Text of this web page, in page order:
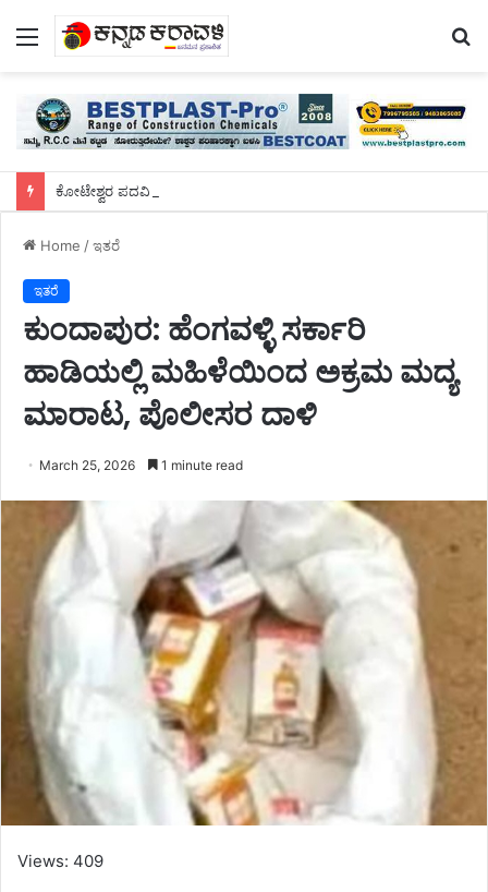
Menu
ಕೋಟೇಶ್ವರ ಪದವಿ ಕಾಲೇಜು ಗ್ರಂಥಪಾಲಕ ರವಿಚಂದ್ರರಿಗೆ ಬೀಳ್ಕೊಡುಗೆ
Home /ಇತರೆ
ಇತರೆ
ಕುಂದಾಪುರ: ಹೆಂಗವಳ್ಳಿ ಸರ್ಕಾರಿ
ಹಾಡಿಯಲ್ಲಿ ಮಹಿಳೆಯಿಂದ ಅಕ್ರಮ ಮದ್ಯ
ಮಾರಾಟ, ಪೊಲೀಸರ ದಾಳಿ
March 25, 2026 1 minute read
Views: 409